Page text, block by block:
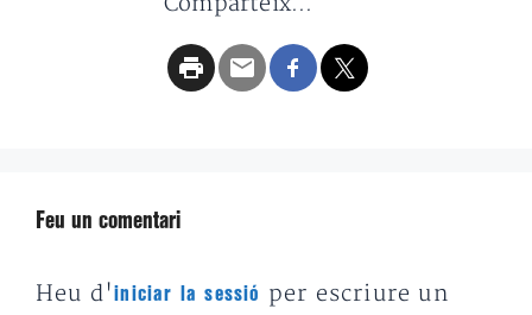
Feu un comentari
Heu d'iniciar la sessió
per escriure un